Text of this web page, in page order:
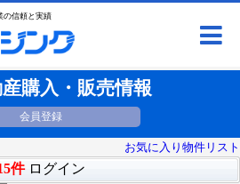
の信頼と実績
購入・販売情報
会員登録
お気に入り物件リスト
件 ログイン